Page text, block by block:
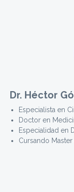
Dr. Héctor
Especialista en
Doctor en
Especialidad en
Cursando